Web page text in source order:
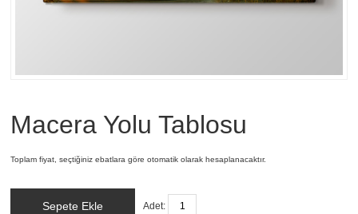
Macera Yolu Tablosu
Toplam fiyat, seçtiğiniz ebatlara göre otomatik olarak hesaplanacaktır.
Sepete Ekle Adet: